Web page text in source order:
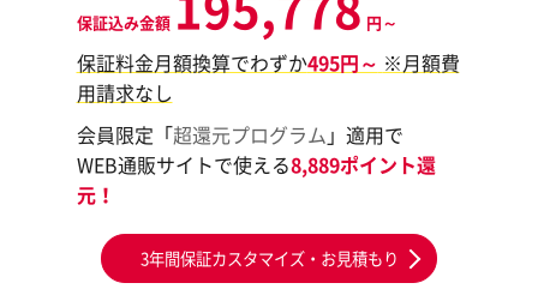
保証込み金額 円～
保証料金月額換算でわずか495円～ ※月額費
用請求なし
会員限定「超還元プログラム 」適用で
WEB通販サイトで使える8,889ポイント還
元！
3年間保証カスタマイズ・お見積もり